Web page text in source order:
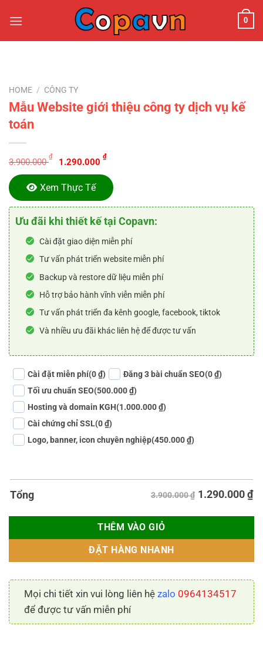
đến
0
HOME / CÔNG TY
Mẫu Website giới thiệu công ty dịch vụ kế
toán
3.900.000
₫
Original
price
was:
3.900.000 ₫.
1.290.000
₫Current
price
is:
1.290.000 ₫.
Xem Thực Tế
Ưu đãi khi thiết kế tại Copavn:
Cài đặt giao diện miễn phí
Tư vấn phát triển website miễn phí
Backup và restore dữ liệu miễn phí
Hỗ trợ bảo hành vĩnh viễn miễn phí
Tư vấn phát triển đa kênh google, facebook, tiktok
Và nhiều ưu đãi khác liên hệ để được tư vấn
Cài đặt miễn phí(0 ₫) Đăng 3 bài chuẩn SEO(0 ₫)
Tối ưu chuẩn SEO(500.000 ₫)
Hosting và domain KGH(1.000.000 ₫)
Cài chứng chỉ SSL(0 ₫)
Logo, banner, icon chuyên nghiệp(450.000 ₫)
Tổng 3.900.000 ₫ 1.290.000₫
THÊM VÀO GIỎ
ĐẶT HÀNG NHANH
Mọi chi tiết xin vui lòng liên hệ zalo 0964134517
để được tư vấn miễn phí